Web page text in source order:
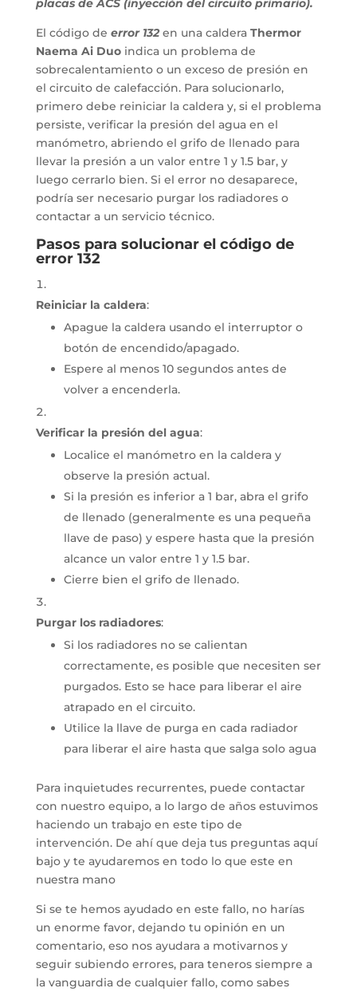
placas de ACS (inyección del circuito primario).
El código de error 132 en una caldera Thermor
Naema Ai Duoindica un problema de
sobrecalentamiento o un exceso de presión en
el circuito de calefacción. Para solucionarlo,
primero debe reiniciar la caldera y, si el problema
persiste, verificar la presión del agua en el
manómetro, abriendo el grifo de llenado para
llevar la presión a un valor entre 1 y 1.5 bar, y
luego cerrarlo bien. Si el error no desaparece,
podría ser necesario purgar los radiadores o
contactar a un servicio técnico.
Pasos para solucionar el código de
error 132
Reiniciar la caldera:
Apague la caldera usando el interruptor o
botón de encendido/apagado.
Espere al menos 10 segundos antes de
volver a encenderla.
Verificar la presión del agua:
Localice el manómetro en la caldera y
observe la presión actual.
Si la presión es inferior a 1 bar, abra el grifo
de llenado (generalmente es una pequeña
llave de paso) y espere hasta que la presión
alcance un valor entre 1 y 1.5 bar.
Cierre bien el grifo de llenado.
Purgar los radiadores:
Si los radiadores no se calientan
correctamente, es posible que necesiten ser
purgados. Esto se hace para liberar el aire
atrapado en el circuito.
Utilice la llave de purga en cada radiador
para liberar el aire hasta que salga solo agua
Para inquietudes recurrentes, puede contactar
con nuestro equipo, a lo largo de años estuvimos
haciendo un trabajo en este tipo de
intervención. De ahí que deja tus preguntas aquí
bajo y te ayudaremos en todo lo que este en
nuestra mano
Si se te hemos ayudado en este fallo, no harías
un enorme favor, dejando tu opinión en un
comentario, eso nos ayudara a motivarnos y
seguir subiendo errores, para teneros siempre a
la vanguardia de cualquier fallo, como sabes